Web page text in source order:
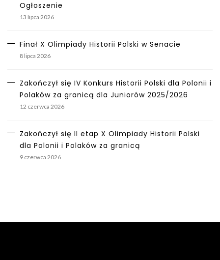
Ogłoszenie
13 lipca 2026
Finał X Olimpiady Historii Polski w Senacie
8 lipca 2026
Zakończył się IV Konkurs Historii Polski dla Polonii i
Polaków za granicą dla Juniorów 2025/2026
12 czerwca 2026
Zakończył się II etap X Olimpiady Historii Polski
dla Polonii i Polaków za granicą
9 czerwca 2026